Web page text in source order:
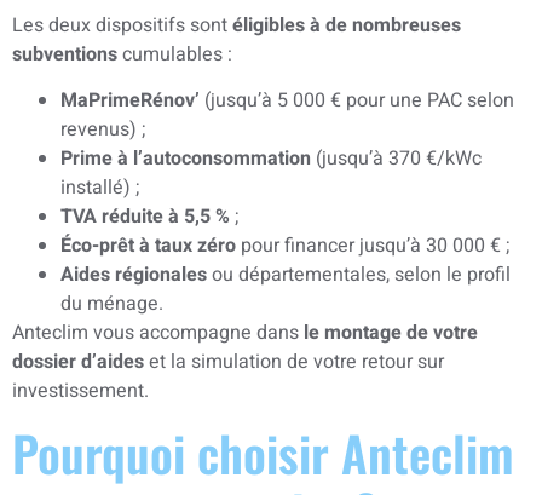
Les deux dispositifs sontéligibles à de nombreuses
subventionscumulables :
MaPrimeRénov’ (jusqu’à 5 000 € pour une PAC selon
revenus) ;
Prime à l’autoconsommation (jusqu’à 370 €/kWc
installé) ;
TVA réduite à 5,5 % ;
Éco-prêt à taux zéro pour financer jusqu’à 30 000 € ;
Aides régionalesou départementales, selon le profil
du ménage.
Anteclim vous accompagne dans le montage de votre
dossier d’aideset la simulation de votre retour sur
investissement.
Pourquoi choisir Anteclim